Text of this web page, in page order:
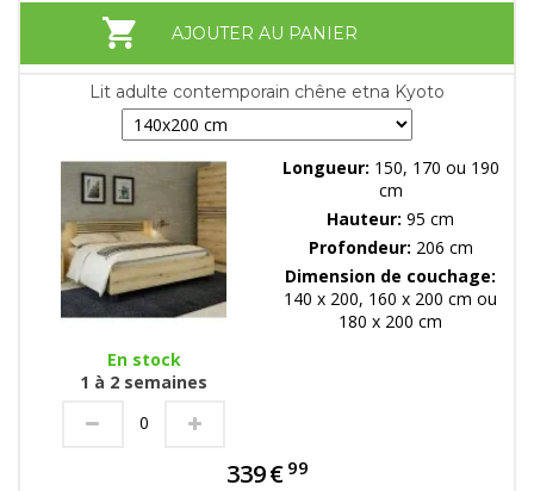
AJOUTER AU PANIER
Lit adulte contemporain chêne etna Kyoto
Longueur: 150, 170 ou 190
cm
Hauteur: 95 cm
Profondeur: 206 cm
Dimension de couchage:
140 x 200, 160 x 200 cm ou
180 x 200 cm
En stock
1 à 2 semaines
339€ 99